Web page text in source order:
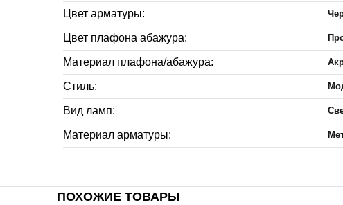
Цвет арматуры:
Цвет плафона абажура:
Материал плафона/абажура:
Стиль:
Вид ламп:
Материал арматуры:
ПОХОЖИЕ ТОВАРЫ